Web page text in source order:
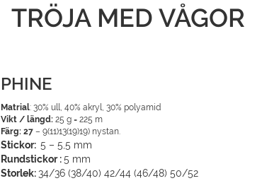
TRÖJA MED VÅGOR
PHINE
Matrial: 30% ull, 40% akryl, 30% polyamid
Vikt / längd:25 g = 225 m
Färg: 27– 9(11)13(19)19) nystan.
Stickor: 5 – 5,5 mm
Rundstickor :5 mm
Storlek:34/36 (38/40) 42/44 (46/48) 50/52